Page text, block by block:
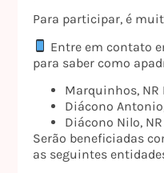
Para participar, é
Entre em contato
para saber como
Marquinhos, NR
Diácono
Diácono Nilo,
Serão beneficiadas
as seguintes